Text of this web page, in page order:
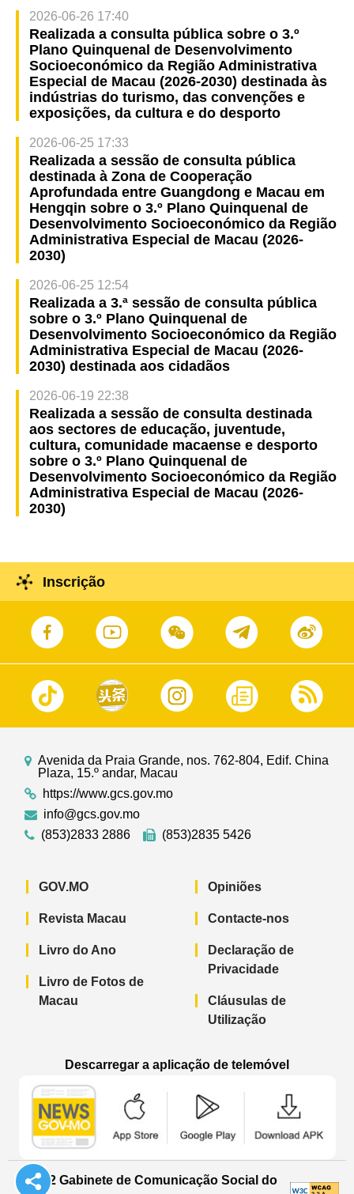
2026-06-26 17:40
Realizada a consulta pública sobre o 3.º
Plano Quinquenal de Desenvolvimento
Socioeconómico da Região Administrativa
Especial de Macau (2026-2030) destinada às
indústrias do turismo, das convenções e
exposições, da cultura e do desporto
2026-06-25 17:33
Realizada a sessão de consulta pública
destinada à Zona de Cooperação
Aprofundada entre Guangdong e Macau em
Hengqin sobre o 3.º Plano Quinquenal de
Desenvolvimento Socioeconómico da Região
Administrativa Especial de Macau (2026-
2030)
2026-06-25 12:54
Realizada a 3.ª sessão de consulta pública
sobre o 3.º Plano Quinquenal de
Desenvolvimento Socioeconómico da Região
Administrativa Especial de Macau (2026-
2030) destinada aos cidadãos
2026-06-19 22:38
Realizada a sessão de consulta destinada
aos sectores de educação, juventude,
cultura, comunidade macaense e desporto
sobre o 3.º Plano Quinquenal de
Desenvolvimento Socioeconómico da Região
Administrativa Especial de Macau (2026-
2030)
Inscrição
Avenida da Praia Grande, nos. 762-804, Edif. China
Plaza, 15.º andar, Macau
https://www.gcs.gov.mo
info@gcs.gov.mo
(853)2833 2886
(853)2835 5426
GOV.MO
Revista Macau
Livro do Ano
Livro de Fotos de
Macau
Opiniões
Contacte-nos
Declaração de
Privacidade
Cláusulas de
Utilização
Descarregar a aplicação de telemóvel
© 2022 Gabinete de Comunicação Social do